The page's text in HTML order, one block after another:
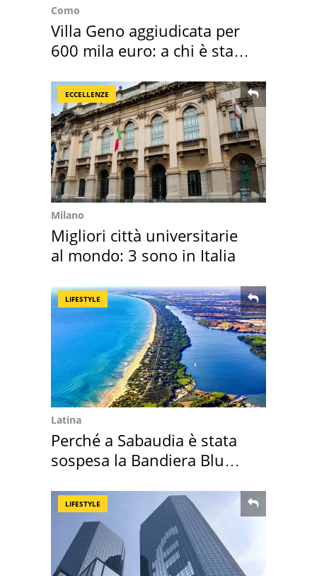
Como
Villa Geno aggiudicata per
600 mila euro: a chi è stata
ECCELLENZE
Milano
Migliori città universitarie
al mondo: 3 sono in Italia
LIFESTYLE
Latina
Perché a Sabaudia è stata
sospesa la Bandiera Blu
LIFESTYLE